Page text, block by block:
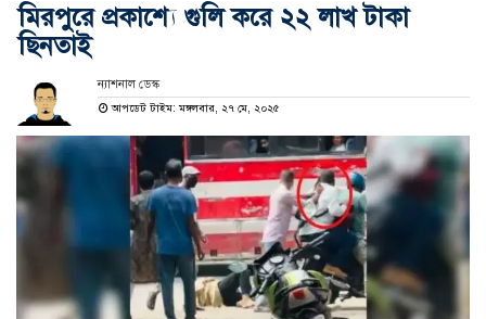
মিরপুরে প্রকাশ্যে গুলি করে ২২ লাখ টাকা
ছিনতাই
ন্যাশনাল ডেস্ক
আপডেট টাইম: মঙ্গলবার, ২৭ মে, ২০২৫